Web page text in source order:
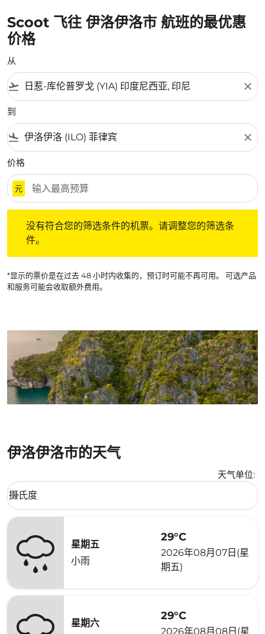
Scoot 飞往 伊洛伊洛市 航班的最优惠
价格
从
flight_takeoff close
到
flight_land close
价格
元
没有符合您的筛选条件的机票。请调整您的筛选条
件。
*显示的票价是在过去 48 小时内收集的，预订时可能不再可用。 可选产品
和服务可能会收取额外费用。
伊洛伊洛市的天气
天气单位:
Weather unit option 摄氏度 Selected
摄氏度
keyboard_arrow_down
星期五
小雨
29°C
2026年08月07日(星
期五)
星期六
29°C
2026年08月08日(星